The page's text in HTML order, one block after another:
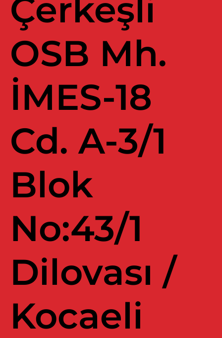
Çerkeşli
OSB Mh.
İMES-18
Cd. A-3/1
Blok
No:43/1
Dilovası /
Kocaeli